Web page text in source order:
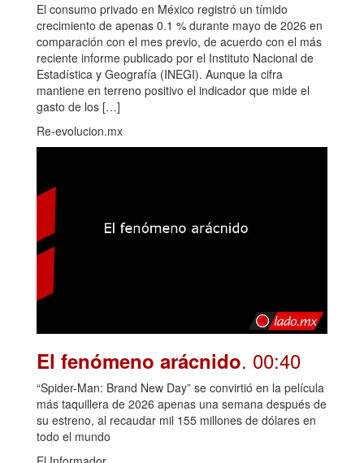
El consumo privado en México registró un tímido
crecimiento de apenas 0.1 % durante mayo de 2026 en
comparación con el mes previo, de acuerdo con el más
reciente informe publicado por el Instituto Nacional de
Estadística y Geografía (INEGI). Aunque la cifra
mantiene en terreno positivo el indicador que mide el
gasto de los […]
Re-evolucion.mx
El fenómeno arácnido. 00:40
“Spider-Man: Brand New Day” se convirtió en la película
más taquillera de 2026 apenas una semana después de
su estreno, al recaudar mil 155 millones de dólares en
todo el mundo